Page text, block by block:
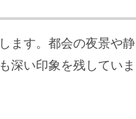
ます。都会の夜景や静
深い印象を残していま